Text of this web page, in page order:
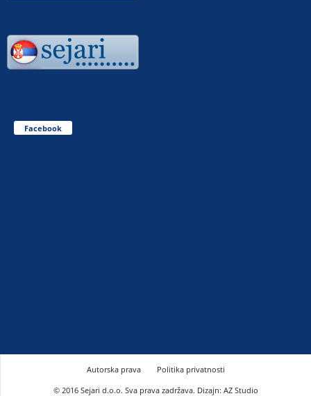
Facebook
Autorska prava
Politika privatnosti
© 2016 Sejari d.o.o. Sva prava zadržava. Dizajn: AZ Studio